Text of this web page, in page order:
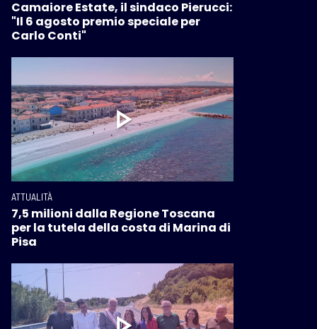
Camaiore Estate, il sindaco Pierucci:
"Il 6 agosto premio speciale per
Carlo Conti"
ATTUALITÀ
7,5 milioni dalla Regione Toscana
per la tutela della costa di Marina di
Pisa